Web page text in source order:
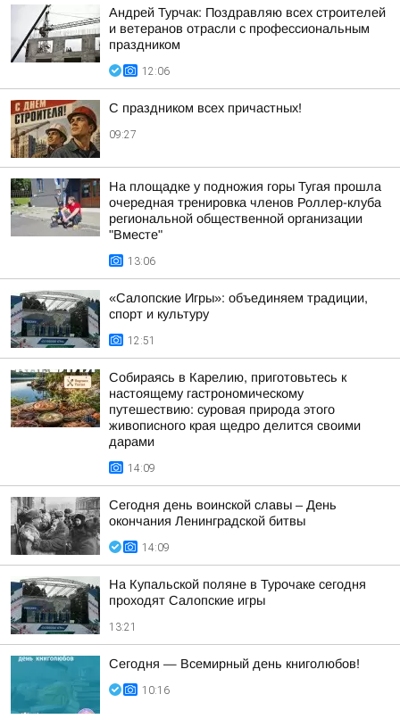
Андрей Турчак: Поздравляю всех строителей
и ветеранов отрасли с профессиональным
праздником
12:06
С праздником всех причастных!
09:27
На площадке у подножия горы Тугая прошла
очередная тренировка членов Роллер-клуба
региональной общественной организации
"Вместе"
13:06
«Салопские Игры»: объединяем традиции,
спорт и культуру
12:51
Собираясь в Карелию, приготовьтесь к
настоящему гастрономическому
путешествию: суровая природа этого
живописного края щедро делится своими
дарами
14:09
Сегодня день воинской славы – День
окончания Ленинградской битвы
14:09
На Купальской поляне в Турочаке сегодня
проходят Салопские игры
13:21
Сегодня — Всемирный день книголюбов!
10:16